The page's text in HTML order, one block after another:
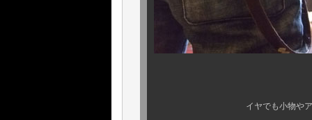
イヤでも小物やアクセには、